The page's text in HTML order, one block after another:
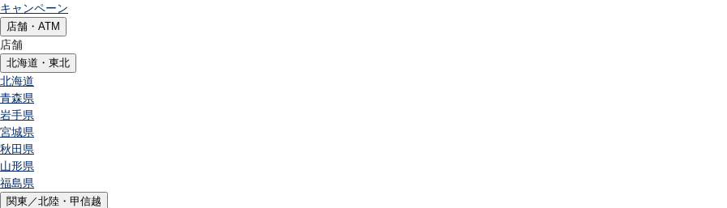
キャンペーン
店舗・ATM
店舗
北海道・東北
北海道
青森県
岩手県
宮城県
秋田県
山形県
福島県
関東／北陸・甲信越